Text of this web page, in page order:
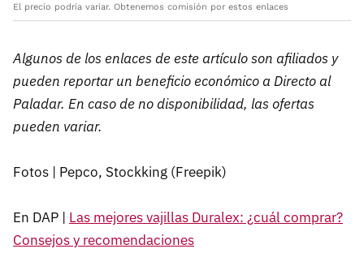
El precio podría variar. Obtenemos comisión por estos enlaces
Algunos de los enlaces de este artículo son afiliados y
pueden reportar un beneficio económico a Directo al
Paladar. En caso de no disponibilidad, las ofertas
pueden variar.
Fotos | Pepco, Stockking (Freepik)
En DAP | Las mejores vajillas Duralex: ¿cuál comprar?
Consejos y recomendaciones